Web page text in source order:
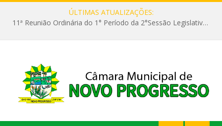
ÚLTIMAS ATUALIZAÇÕES:
11ª Reunião Ordinária do 1° Período da 2°Sessão Legislativa da 9ª Legislatura do Poder Legislativo